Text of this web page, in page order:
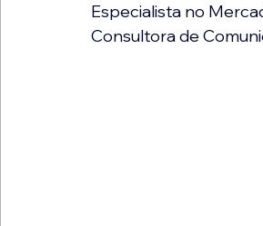
Especialista no
Consultora de